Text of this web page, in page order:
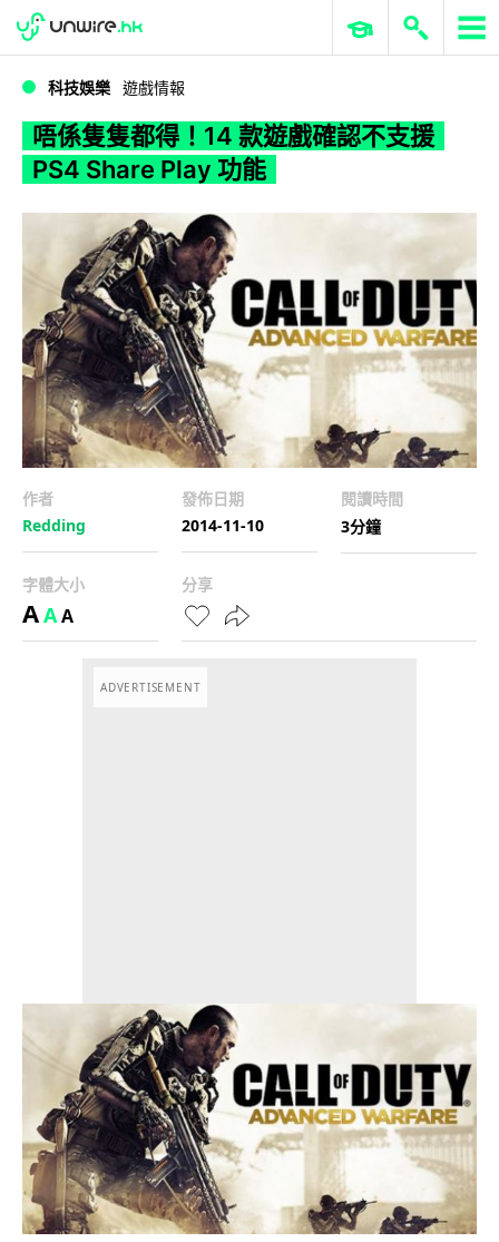
WWDC 2026 ERP 與商業 AI
科技娛樂 遊戲情報
唔係隻隻都得！14 款遊戲確認不支援
PS4 Share Play 功能
作者
Redding
發佈日期
2014-11-10
閱讀時間
3分鐘
字體大小
AAA
分享
ADVERTISEMENT